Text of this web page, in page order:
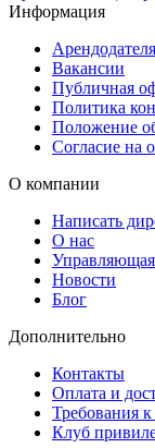
бумажные копии
доставка через
максимально
доставка в день
Copy.ru —
сервис и быстрые
работы без
Информация
Вакансии
Публичная
Политика
Положение
Согласие на
О компании
Написать
О нас
Новости
Блог
Дополнительно
Контакты
Оплата и
Требования
Клуб